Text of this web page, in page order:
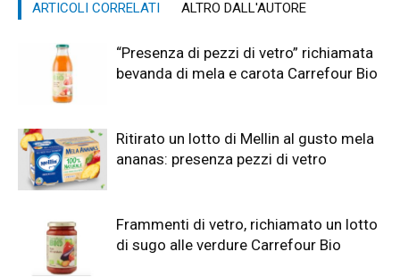
ARTICOLI CORRELATI ALTRO DALL'AUTORE
“Presenza di pezzi di vetro” richiamata
bevanda di mela e carota Carrefour Bio
Ritirato un lotto di Mellin al gusto mela
ananas: presenza pezzi di vetro
Frammenti di vetro, richiamato un lotto
di sugo alle verdure Carrefour Bio